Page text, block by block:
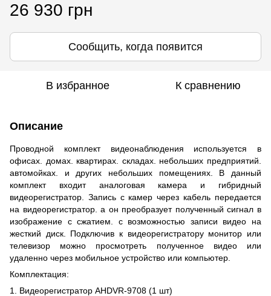
26 930 грн
Сообщить, когда появится
В избранное К сравнению
Описание
Проводной комплект видеонаблюдения используется в
офисах. домах. квартирах. складах. небольших предприятий.
автомойках. и других небольших помещениях. В данный
комплект входит аналоговая камера и гибридный
видеорегистратор. Запись с камер через кабель передается
на видеорегистратор. а он преобразует полученный сигнал в
изображение с сжатием. с возможностью записи видео на
жесткий диск. Подключив к видеорегистратору монитор или
телевизор можно просмотреть полученное видео или
удаленно через мобильное устройство или компьютер.
Комплектация:
1. Видеорегистратор AHDVR-9708 (1 шт)